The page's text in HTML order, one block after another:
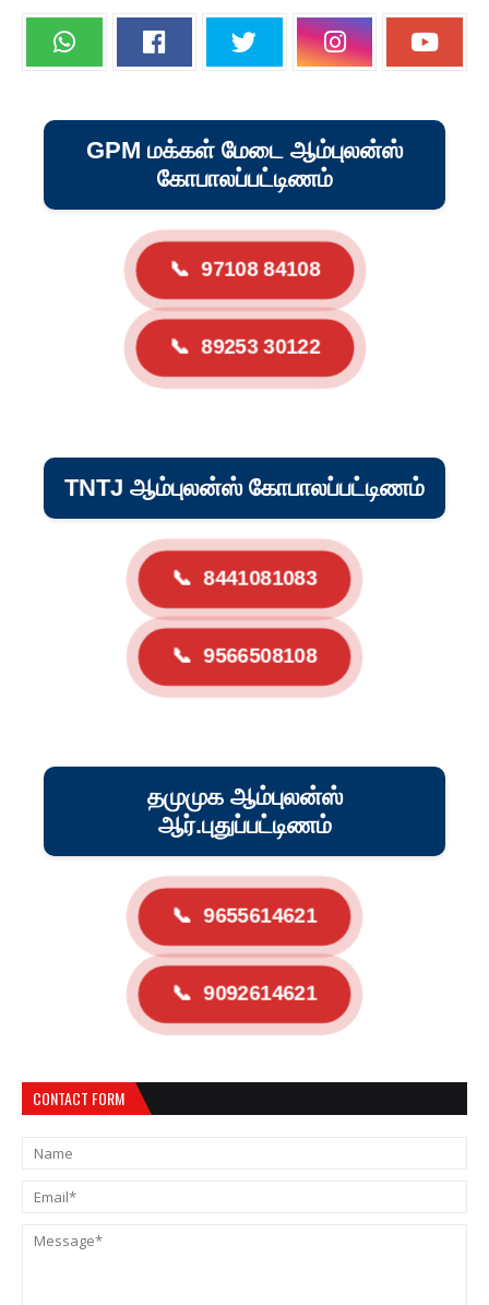
GPM மக்கள் மேடை ஆம்புலன்ஸ்
கோபாலப்பட்டிணம்
📞 97108 84108
📞 89253 30122
TNTJ ஆம்புலன்ஸ் கோபாலப்பட்டிணம்
📞 8441081083
📞 9566508108
தமுமுக ஆம்புலன்ஸ்
ஆர்.புதுப்பட்டிணம்
📞 9655614621
📞 9092614621
CONTACT FORM